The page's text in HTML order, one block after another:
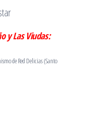
y Las Viudas:
de Red Delicias (Santo